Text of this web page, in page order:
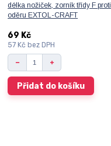
délka nožiček, zorník třídy F proti
oděru EXTOL-CRAFT
69 Kč
57 Kč bez DPH
Přidat do košíku